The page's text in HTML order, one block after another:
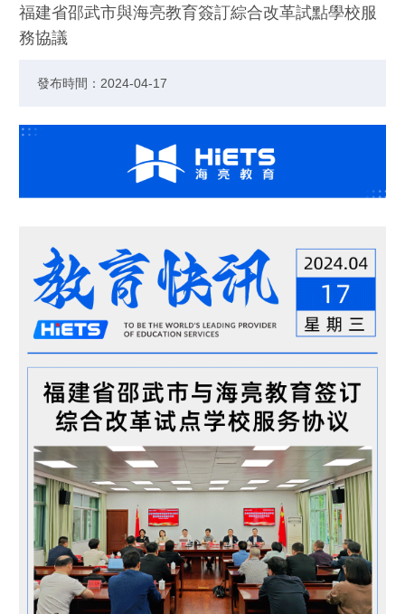
福建省邵武市與海亮教育簽訂綜合改革試點學校服
務協議
發布時間：2024-04-17